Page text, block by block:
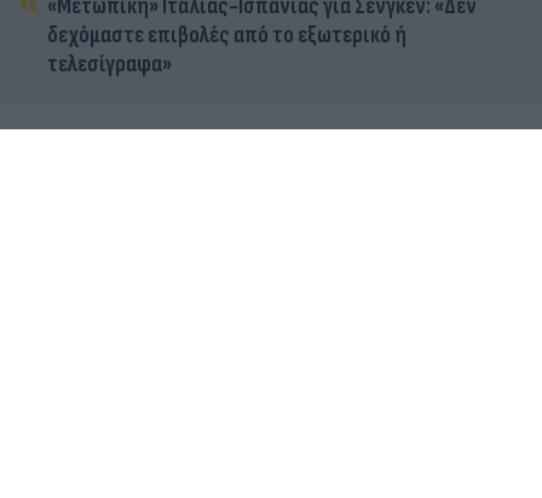
«Μετωπική» Ιταλίας-Ισπανίας για Σένγκεν: «Δεν
δεχόμαστε επιβολές από το εξωτερικό ή
τελεσίγραφα»